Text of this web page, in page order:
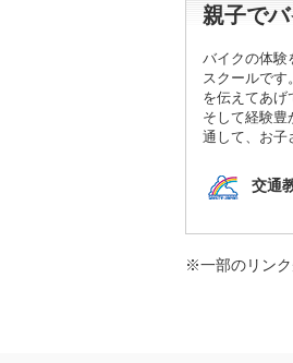
親子で
バイクの体験
スクールです
を伝えてあげ
そして経験豊
通して、お子
交通
※一部のリン